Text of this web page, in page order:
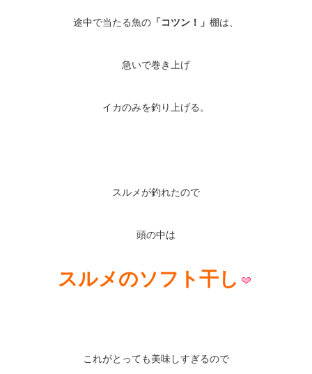
途中で当たる魚の 「コツン！」 棚は、
急いで巻き上げ
イカのみを釣り上げる。
スルメが釣れたので
頭の中は
スルメのソフト干し
これがとっても美味しすぎるので